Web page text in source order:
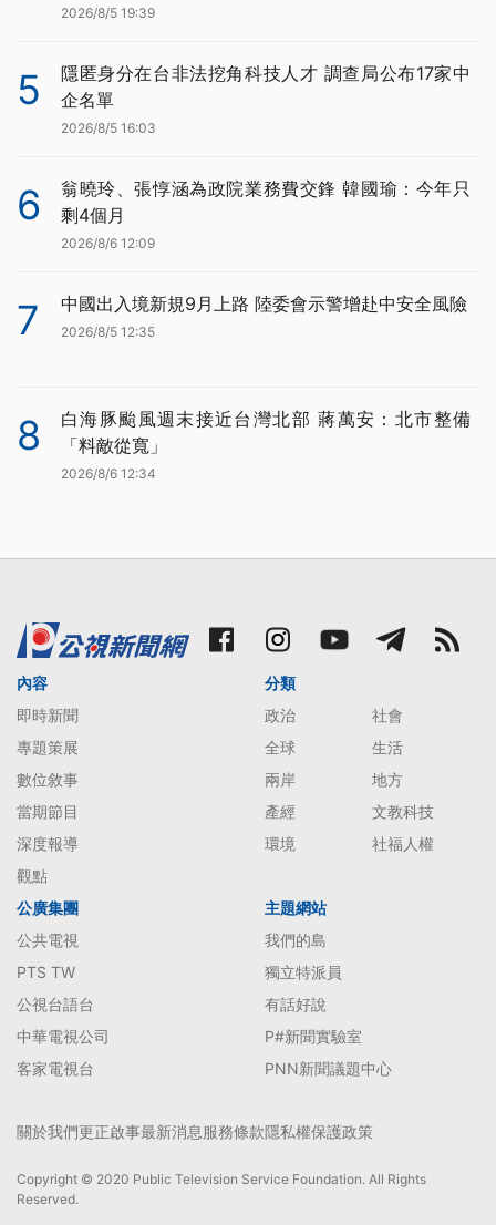
2026/8/5 19:39
5
隱匿身分在台非法挖角科技人才 調查局公布17家中
企名單
2026/8/5 16:03
6
翁曉玲、張惇涵為政院業務費交鋒 韓國瑜：今年只
剩4個月
2026/8/6 12:09
7 中國出入境新規9月上路 陸委會示警增赴中安全風險
2026/8/5 12:35
8
白海豚颱風週末接近台灣北部 蔣萬安：北市整備
「料敵從寬」
2026/8/6 12:34
內容
即時新聞
專題策展
數位敘事
當期節目
深度報導
觀點
分類
政治
社會
全球
生活
兩岸
地方
產經
文教科技
環境
社福人權
公廣集團
公共電視
PTS TW
公視台語台
中華電視公司
客家電視台
主題網站
我們的島
獨立特派員
有話好說
P#新聞實驗室
PNN新聞議題中心
關於我們更正啟事最新消息服務條款隱私權保護政策
Copyright © 2020 Public Television Service Foundation. All Rights
Reserved.